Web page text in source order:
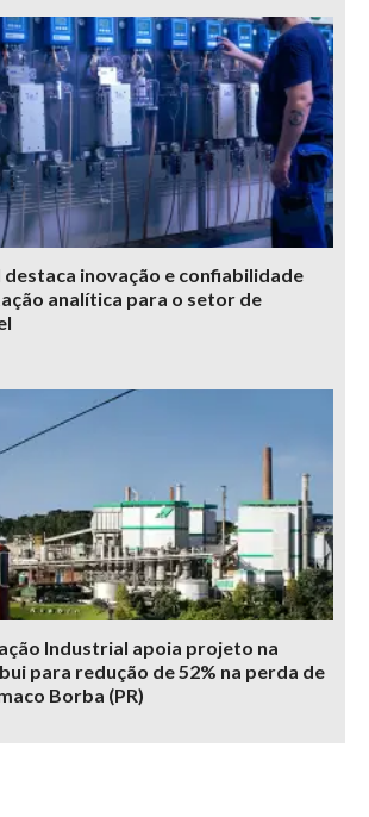
destaca inovação e confiabilidade
analítica para o setor de
Industrial apoia projeto na
para redução de 52% na perda de
Borba (PR)